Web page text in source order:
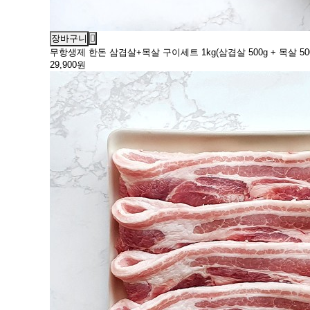
장바구니
무항생제 한돈 삼겹살+목살 구이세트 1kg(삼겹살 500g + 목살
29,900원